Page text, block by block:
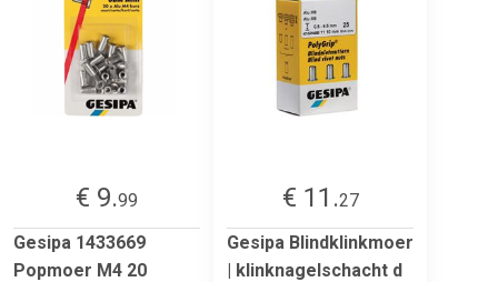
€ 9.99
Gesipa 1433669
Popmoer M4 20
€ 11.27
Gesipa Blindklinkmoer
| klinknagelschacht d